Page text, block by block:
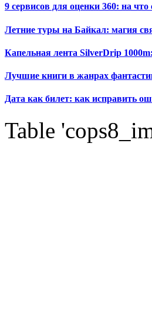
9 сервисов для оценки 360: на что
Летние туры на Байкал: магия
Капельная лента SilverDrip
Лучшие книги в жанрах
Дата как билет: как исправить
Table